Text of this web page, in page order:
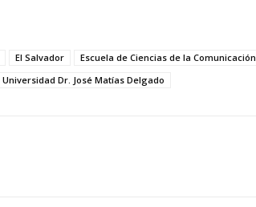
El Salvador
Escuela de Ciencias de la Comunicación
Universidad Dr. José Matías Delgado